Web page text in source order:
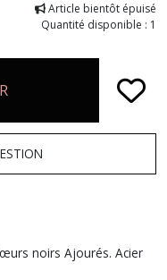
Article bientôt épuisé
Quantité disponible : 1
noirs Ajourés. Acier